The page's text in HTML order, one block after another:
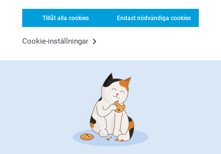
Tillåt alla cookies Endast nödvändiga cookies
Cookie-inställningar
Förstklassig kundservice
Registrera dig till vårt nyhetsbrev